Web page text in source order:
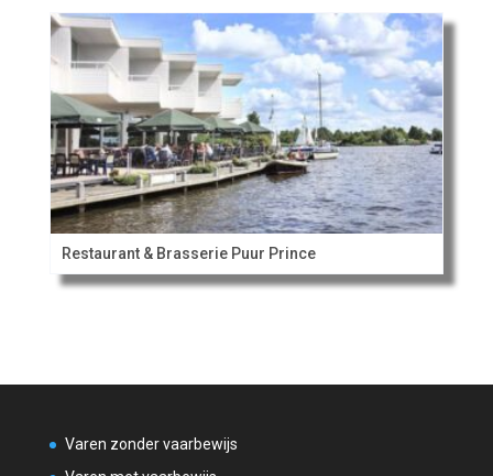
Restaurant & Brasserie Puur Prince
Varen zonder vaarbewijs